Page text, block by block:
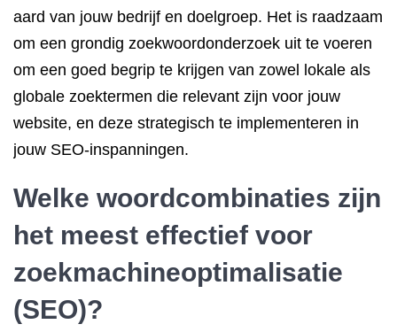
aard van jouw bedrijf en doelgroep. Het is raadzaam
om een grondig zoekwoordonderzoek uit te voeren
om een goed begrip te krijgen van zowel lokale als
globale zoektermen die relevant zijn voor jouw
website, en deze strategisch te implementeren in
jouw SEO-inspanningen.
Welke woordcombinaties zijn
het meest effectief voor
zoekmachineoptimalisatie
(SEO)?